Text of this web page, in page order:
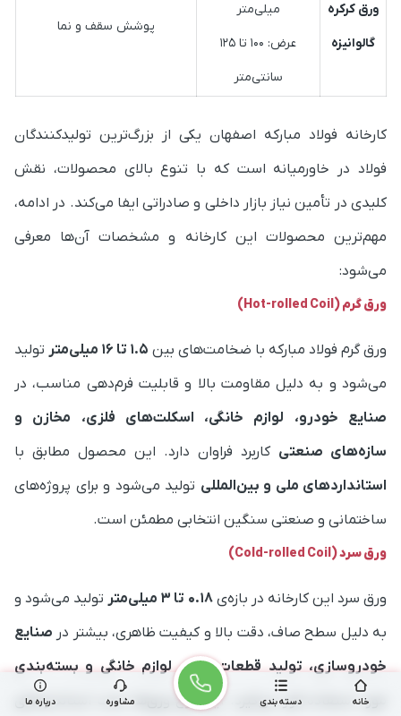
خانه دسته بندی مشاوره درباره ما
ورق کرکره
گالوانیزه
میلی‌متر
عرض: ۱۰۰ تا ۱۲۵
سانتی‌متر
پوشش سقف و نما
کارخانه فولاد مبارکه اصفهان یکی از بزرگ‌ترین تولیدکنندگان
فولاد در خاورمیانه است که با تنوع بالای محصولات، نقش
کلیدی در تأمین نیاز بازار داخلی و صادراتی ایفا می‌کند. در ادامه،
مهم‌ترین محصولات این کارخانه و مشخصات آن‌ها معرفی
می‌شود:
ورق گرم (Hot-rolled Coil)
ورق گرم فولاد مبارکه با ضخامت‌های بین ۱.۵ تا ۱۶ میلی‌متر
تولید
می‌شود و به دلیل مقاومت بالا و قابلیت فرم‌دهی مناسب، در
صنایع خودرو، لوازم خانگی، اسکلت‌های فلزی، مخازن و
سازه‌های صنعتی کاربرد فراوان دارد. این محصول مطابق با
استانداردهای ملی و بین‌المللی تولید می‌شود و برای پروژه‌های
ساختمانی و صنعتی سنگین انتخابی مطمئن است.
ورق سرد (Cold-rolled Coil)
ورق سرد این کارخانه در بازه‌ی۰.۱۸ تا ۳ میلی‌متر
تولید می‌شود و
به دلیل سطح صاف، دقت بالا و کیفیت ظاهری، بیشتر در صنایع
خودروسازی، تولید قطعات برقی، لوازم خانگی و بسته‌بندی
مورد استفاده قرار می‌گیرد. این نوع ورق‌ها تحت استانداردهای